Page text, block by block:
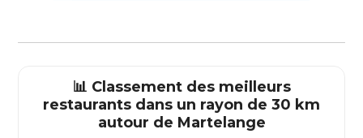
📊 Classement des meilleurs
restaurants dans un rayon de 30 km
autour de Martelange